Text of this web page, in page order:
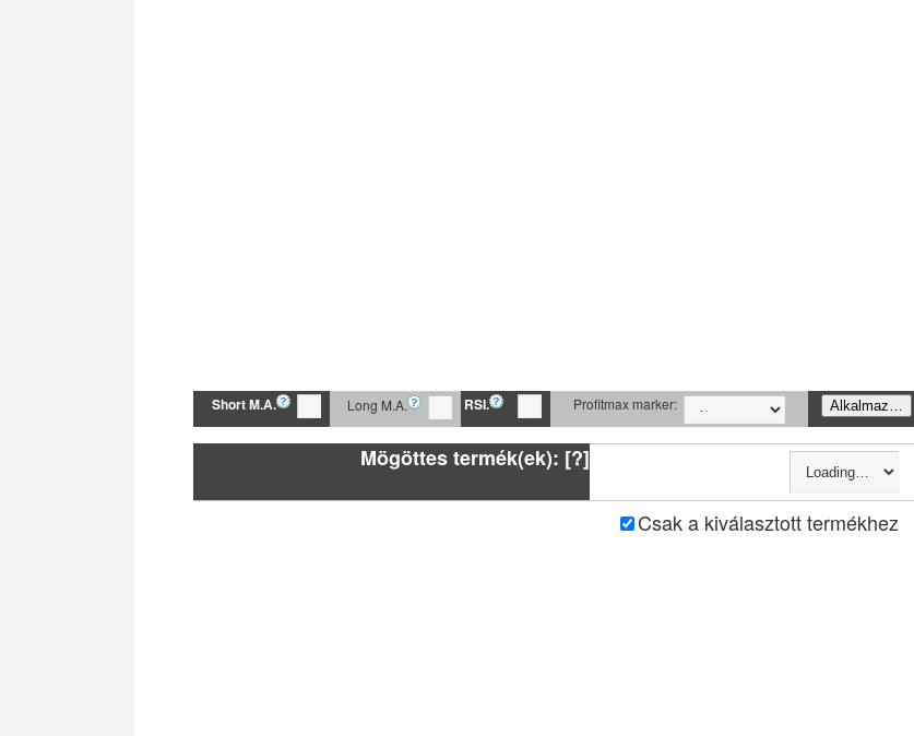
Short M.A. Long M.A. RSI. Profitmax marker: Alkalmaz…
Mögöttes termék(ek): [?]
Csak a kiválasztott termékhez